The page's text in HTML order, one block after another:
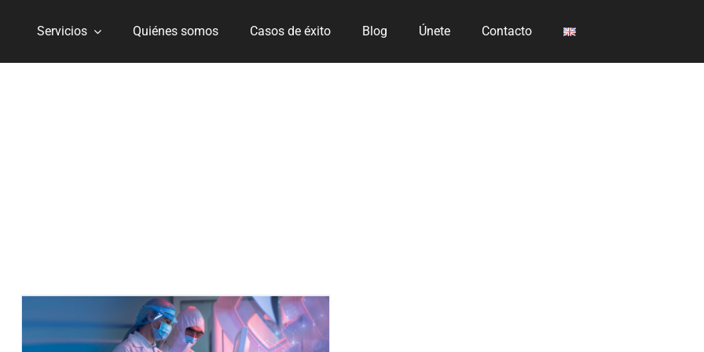
Servicios Quiénes somos Casos de éxito Blog Únete Contacto